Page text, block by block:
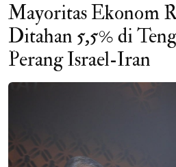
Mayoritas Ekonom
Ditahan 5,5% di
Perang Israel-Iran